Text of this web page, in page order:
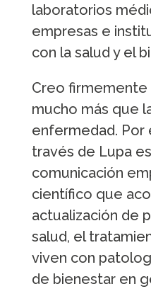
laboratorios
empresas e
con la salud y el
Creo firmemente
mucho más que
enfermedad. Por
través de Lupa
comunicación
científico que
actualización de
salud, el
viven con
de bienestar en